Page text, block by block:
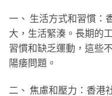
一、 生活方式和習慣：
大，生活緊湊。長期的
習慣和缺乏運動，這些
陽痿問題。
二、 焦慮和壓力：香港